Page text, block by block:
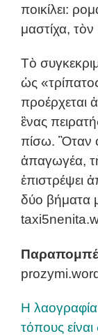
ποικίλει:
μαστίχα,
Τὸ
ὡς
προέρχεται
ἓνας
πίσω. Ὃταν
ἀπαγωγέα,
ἐπιστρέψει
δύο βήματα
Η
τόπους